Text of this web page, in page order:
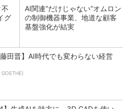
グ
AI関連“だけじゃない”オムロン
の制御機器事業、地道な顧客
基盤強化が結実
藤田晋】AI時代でも変わらない経営